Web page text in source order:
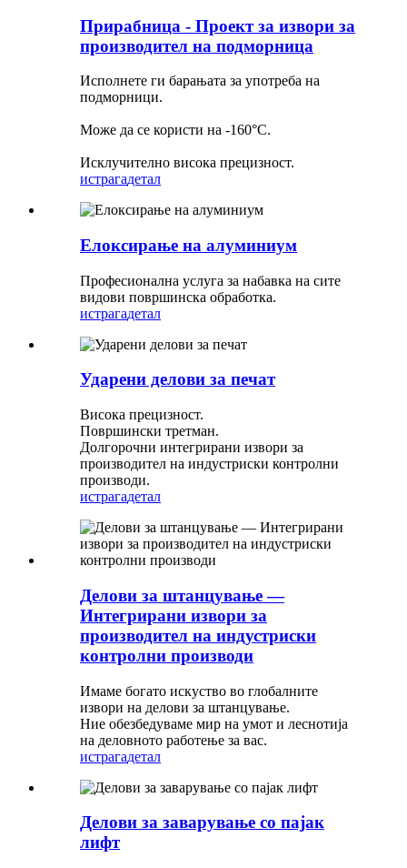
Прирабница - Проект за извори за
производител на подморница
Исполнете ги барањата за употреба на
подморници.
Може да се користи на -160°C.
Исклучително висока прецизност.
истрагадетал
Елоксирање на алуминиум
Професионална услуга за набавка на сите
видови површинска обработка.
истрагадетал
Ударени делови за печат
Висока прецизност.
Површински третман.
Долгорочни интегрирани извори за
производител на индустриски контролни
производи.
истрагадетал
Делови за штанцување —
Интегрирани извори за
производител на индустриски
контролни производи
Имаме богато искуство во глобалните
извори на делови за штанцување.
Ние обезбедуваме мир на умот и леснотија
на деловното работење за вас.
истрагадетал
Делови за заварување со пајак
лифт